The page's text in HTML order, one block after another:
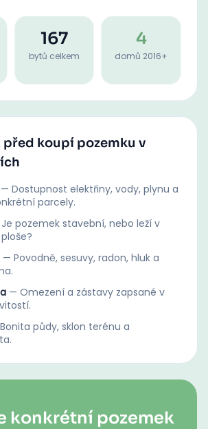
167
bytů celkem
4
domů 2016+
koupí pozemku v
— Dostupnost elektřiny, vody, plynu a
parcely.
Je pozemek stavební, nebo leží v
— Povodně, sesuvy, radon, hluk a
— Omezení a zástavy zapsané v
Bonita půdy, sklon terénu a
konkrétní pozemek